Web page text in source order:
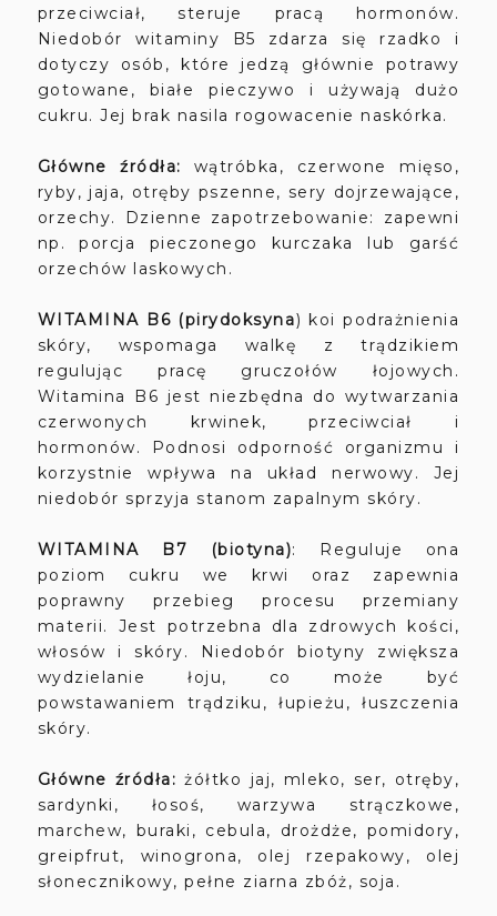
przeciwciał, steruje pracą hormonów.
Niedobór witaminy B5 zdarza się rzadko i
dotyczy osób, które jedzą głównie potrawy
gotowane, białe pieczywo i używają dużo
cukru. J ej brak nasila rogowacenie naskórka.
Główne źródła: wątróbka, czerwone mięso,
ryby, jaja, otręby pszenne, sery dojrzewające,
orzechy. Dzienne zapotrzebowanie: zapewni
np. porcja pieczonego kurczaka lub garść
orzechów laskowych.
WITAMINA B6 (pirydoksyna) koi podrażnienia
skóry, wspomaga walkę z trądzikiem
regulując pracę gruczołów łojowych.
Witamina B6 jest niezbędna do wytwarzania
czerwonych krwinek, przeciwciał i
hormonów. Podnosi odporność organizmu i
korzystnie wpływa na układ nerwowy. Jej
niedobór sprzyja stanom zapalnym skóry.
WITAMINA B7 (biotyna): Reguluje ona
poziom cukru we krwi oraz zapewnia
poprawny przebieg procesu przemiany
materii. Jest potrzebna dla zdrowych kości,
włosów i skóry. N iedobór biotyny zwiększa
wydzielanie łoju, co może być
powstawaniem trądziku, łupieżu, łuszczenia
skóry.
Główne źródła: żółtko jaj, mleko, ser, otręby,
sardynki, łosoś, warzywa strączkowe,
marchew, buraki, cebula, drożdże, pomidory,
greipfrut, winogrona, olej rzepakowy, olej
słonecznikowy, pełne ziarna zbóż, soja.